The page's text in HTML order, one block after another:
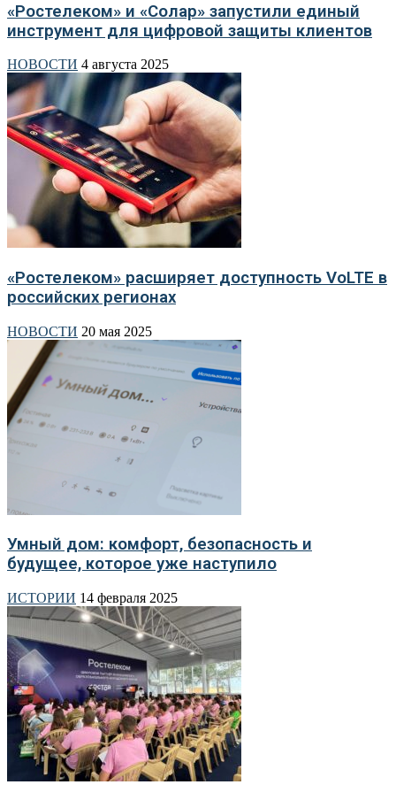
«Ростелеком» и «Солар» запустили единый
инструмент для цифровой защиты клиентов
НОВОСТИ 4 августа 2025
«Ростелеком» расширяет доступность VoLTE в
российских регионах
НОВОСТИ 20 мая 2025
Умный дом: комфорт, безопасность и
будущее, которое уже наступило
ИСТОРИИ 14 февраля 2025